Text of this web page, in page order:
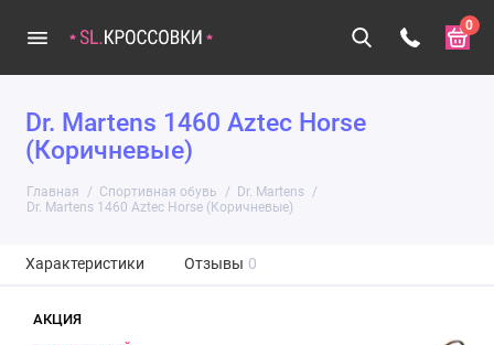
0
Dr. Martens 1460 Aztec Horse
(Коричневые)
Главная Спортивная обувь
Dr. Martens
Dr. Martens 1460 Aztec Horse (Коричневые)
Характеристики Отзывы 0
АКЦИЯ